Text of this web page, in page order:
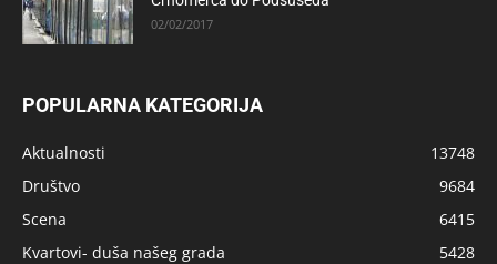
02/02/2017
POPULARNA KATEGORIJA
Aktualnosti
13748
Društvo
9684
Scena
6415
Kvartovi- duša našeg grada
5428